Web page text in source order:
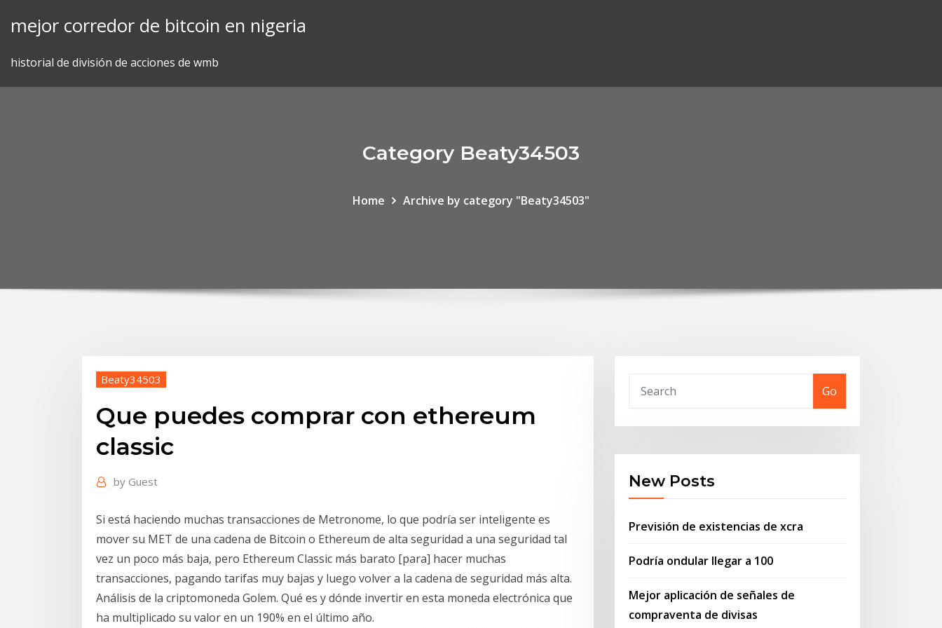
mejor corredor de bitcoin en nigeria
historial de división de acciones de wmb
Category Beaty34503
Home Archive by category "Beaty34503"
Beaty34503
Que puedes comprar con ethereum
classic
by Guest
Si está haciendo muchas transacciones de Metronome, lo que podría ser inteligente es
mover su MET de una cadena de Bitcoin o Ethereum de alta seguridad a una seguridad tal
vez un poco más baja, pero Ethereum Classic más barato [para] hacer muchas
transacciones, pagando tarifas muy bajas y luego volver a la cadena de seguridad más alta.
Análisis de la criptomoneda Golem. Qué es y dónde invertir en esta moneda electrónica que
ha multiplicado su valor en un 190% en el último año.
Go
New Posts
Previsión de existencias de xcra
Podría ondular llegar a 100
Mejor aplicación de señales de
compraventa de divisas